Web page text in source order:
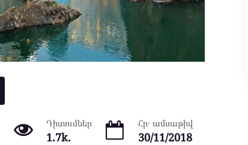
Դիտումներ
1.7k.
Հր․ ամսաթիվ
30/11/2018